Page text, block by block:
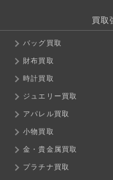
買取
バッグ買取
財布買取
時計買取
ジュエリー買取
アパレル買取
小物買取
金・貴金属買取
プラチナ買取